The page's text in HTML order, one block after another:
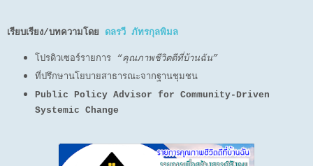
เรียบเรียง/บทความโดย ดลรวี ภัทรกุลพิมล
โปรดิวเซอร์รายการ “คุณภาพชีวิตดีที่บ้านฉัน”
ที่ปรึกษานโยบายสาธารณะจากฐานชุมชน
Public Policy Advisor for Community-Driven
Systemic Change